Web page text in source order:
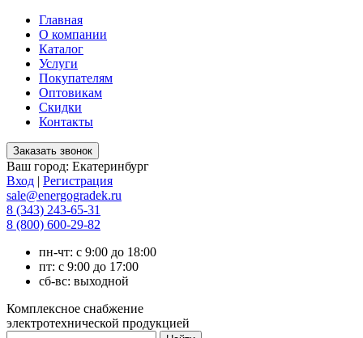
Главная
О компании
Каталог
Услуги
Покупателям
Оптовикам
Скидки
Контакты
Ваш город: Екатеринбург
Вход | Регистрация
sale@energogradek.ru
8 (343) 243-65-31
8 (800) 600-29-82
пн-чт: с 9:00 до 18:00
пт: с 9:00 до 17:00
сб-вс: выходной
Комплексное снабжение
электротехнической продукцией